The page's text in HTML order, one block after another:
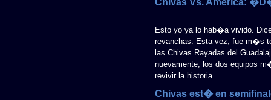
Esto yo ya lo hab�a vivido.
revanchas. Esta vez, fue m�s
las Chivas Rayadas del
nuevamente, los dos equipos
revivir la historia...
Chivas est� en